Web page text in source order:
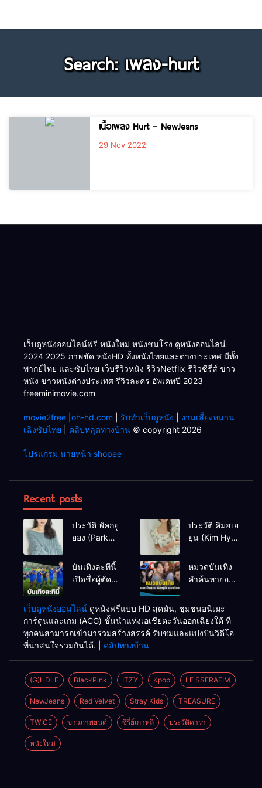
Search: เพลง-hurt
เนื้อเพลง Hurt – NewJeans
29 Nov 2022
เว็บดูหนังออนไลน์ฟรี หนังใหม่ หนังชนโรง ดูหนังออนไลน์
2024 2025 ภาพชัด หนังHD ทั้งหนังไทยและต่างประเทศ มีทั้ง
พากย์ไทย และซับไทย เว็บรีวิวหนัง รีวิวNetflix รีวิวซีรี่ส์ ข่าว
หนัง ข่าวหนังต่างประเทศ รีวิวละคร อัพเดทปี 2023
freeminimovie.com
movie2free oh-hd.com รับทำเว็บดูหนัง
งานเลี้ยงหนาน
เฉิงซับไทย
คลิปหลุดทางบ้าน © copyright 2026
โปรแกรม นายหน้า shopee
Recent posts
ประวัติ พัคกยู
ยอง (Park
ประวัติ คิมฮเย
ยุน (Kim Hye
บันเทิงละทีนี้
เปิดชื่อผู้ตัดสิน
ฟัด “โอมาน”
แฟนบอลช้าง
ศึกบางส่วนถึง
กับกังวล
หมวดบันเทิง
คำค้นหายอด
Google ของ
ไทย ปี 2566
“มาตาลดา-
แรงสุด! “ซีรีส์
จีน” เบียด “ซี
รีส์เกาหลี” :
PPTVHD36
เว็บดูหนังออนไลน์ ดูหนังฟรีแบบ HD สุดมัน, ชุมชนอนิเมะ
การ์ตูนและเกม (ACG) ชั้นนำแห่งเอเชียตะวันออกเฉียงใต้ ที่
ทุกคนสามารถเข้ามาร่วมสร้างสรรค์ รับชมและแบ่งปันวิดีโอ
ที่น่าสนใจร่วมกันได้. | คลิปทางบ้าน
(G)I-DLE BlackPink ITZY Kpop LE SSERAFIM
NewJeans Red Velvet Stray Kids TREASURE
TWICE ข่าวภาพยนต์ ซีรี่ย์เกาหลี ประวัติดารา
หนังใหม่